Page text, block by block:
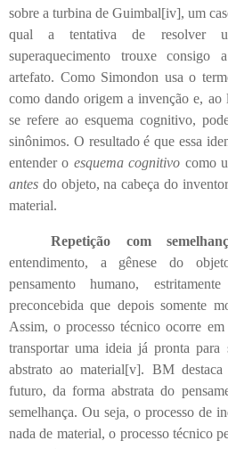
sobre a turbina de Guimbal[iv], um
qual a tentativa de resolver
superaquecimento trouxe
artefato. Como Simondon usa o
como dando origem a invenção e, ao
se refere ao esquema cognitivo,
sinônimos. O resultado é que essa
entender o esquema cognitivo como
antes do objeto, na cabeça do
material.
Repetição com
entendimento, a gênese do
pensamento humano,
preconcebida que depois somente
Assim, o processo técnico ocorre
transportar uma ideia já pronta
abstrato ao material[v]. BM destaca
futuro, da forma abstrata do
semelhança. Ou seja, o processo de
nada de material, o processo técnico